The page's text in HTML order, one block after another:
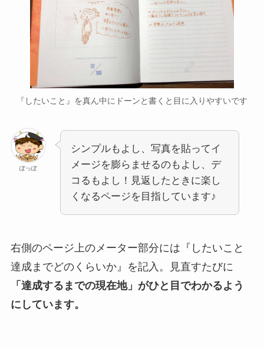
『したいこと』を真ん中にドーンと書くと目に入りやすいです
ぽっぽ
シンプルもよし、写真を貼ってイ
メージを膨らませるのもよし、デ
コるもよし！見返したときに楽し
くなるページを目指しています♪
右側のページ上のメーター部分には『したいこと
達成までどのくらいか』を記入。見直すたびに
「達成するまでの現在地」がひと目でわかるよう
にしています。